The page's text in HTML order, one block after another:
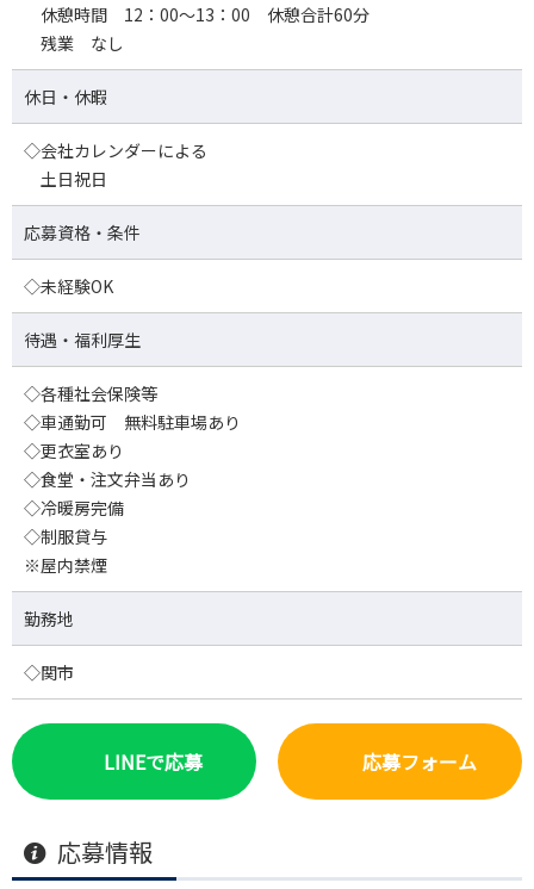
休憩時間 12：00～13：00 休憩合計60分
残業 なし
休日・休暇
◇会社カレンダーによる
土日祝日
応募資格・条件
◇未経験OK
待遇・福利厚生
◇各種社会保険等
◇車通勤可 無料駐車場あり
◇更衣室あり
◇食堂・注文弁当あり
◇冷暖房完備
◇制服貸与
※屋内禁煙
勤務地
◇関市
LINEで応募 応募フォーム
応募情報